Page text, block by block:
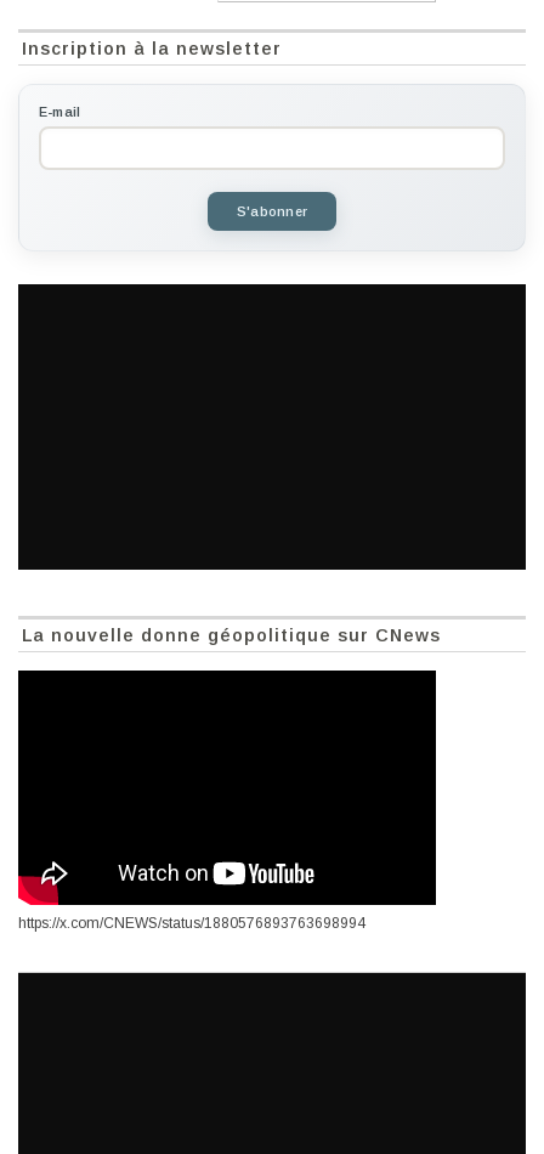
Inscription à la newsletter
E-mail
S'abonner
La nouvelle donne géopolitique sur CNews
https://x.com/CNEWS/status/1880576893763698994